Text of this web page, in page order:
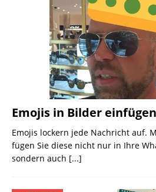
Emojis in Bilder einfügen
Emojis lockern jede Nachricht auf.
fügen Sie diese nicht nur in Ihre
sondern auch [...]